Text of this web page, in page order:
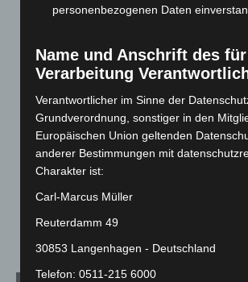
Mann läuft mit Hockeyschläger über A7 –
Celle: Mensch stirbt bei Bagger-Unfall auf
5. August 2026
Gasleitung bei McDonald’s-Umbau in
beschädigt
5. August 2026
Anklage nach Abschaltung von „Archetyp
3. August 2026
personenbezogenen Daten
Name und Anschrift des
Verarbeitung
Verantwortlicher im Sinne der
Grundverordnung, sonstiger in den
Europäischen Union geltenden
anderer Bestimmungen mit
Charakter ist:
Carl-Marcus Müller
Reuterdamm 49
30853 Langenhagen - Deutschland
Telefon: 0511-215 6000